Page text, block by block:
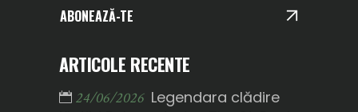
ABONEAZĂ-TE
ARTICOLE RECENTE
24/06/2026 Legendara clădire